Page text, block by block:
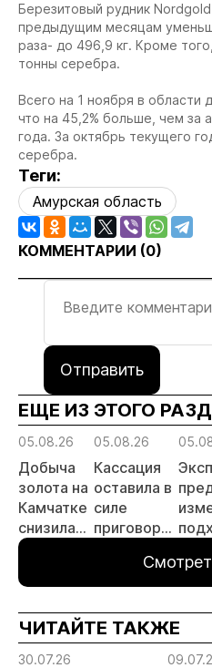
Березитовый рудник
предыдущим месяцам
раза- до 496,9 кг. Кроме
тонны серебра.
Всего на 1 ноября в области
что на 45,2% больше, чем за
года. За октябрь текущего
серебра.
Теги:
Амурская область
КОММЕНТАРИИ (0)
Отправить
ЕЩЕ ИЗ ЭТОГО
05.08.26
Добыча
золота на
Камчатке
снизилась
на 20,3%
полугодии
05.08.26
Кассация
оставила в
силе
приговор
незаконной
добыче 43
кг золота и
серебра на
Урале
на
ЧИТАЙТЕ ТАКЖЕ
30.07.26